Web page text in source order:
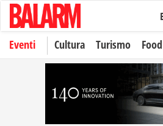
Eventi Cultura Turismo